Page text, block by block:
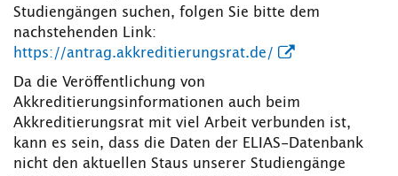
BESCHÄFTIGTE
Kontakt und Anfahrt Webmail Moodle
Studiengängen suchen, folgen Sie bitte dem
nachstehenden Link:
https://antrag.akkreditierungsrat.de/
Da die Veröffentlichung von
Akkreditierungsinformationen auch beim
Akkreditierungsrat mit viel Arbeit verbunden ist,
kann es sein, dass die Daten der ELIAS-Datenbank
nicht den aktuellen Staus unserer Studiengänge